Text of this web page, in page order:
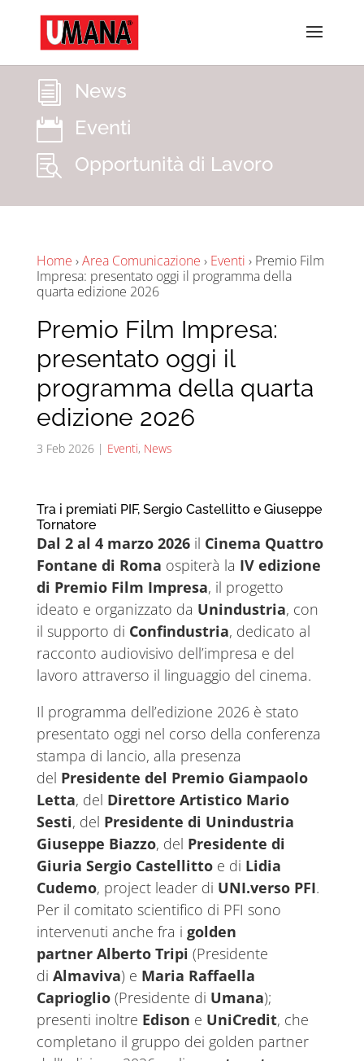
i News
 Eventi
 Opportunità di Lavoro
Home ›Area Comunicazione › Eventi › Premio Film
Impresa: presentato oggi il programma della
quarta edizione 2026
Premio Film Impresa:
presentato oggi il
programma della quarta
edizione 2026
3 Feb 2026| Eventi, News
Tra i premiati PIF, Sergio Castellitto e Giuseppe
Tornatore
Dal 2 al 4 marzo 2026il Cinema Quattro
Fontane di Roma ospiterà la IV edizione
di Premio Film Impresa, il progetto
ideato e organizzato da Unindustria, con
il supporto di Confindustria, dedicato al
racconto audiovisivo dell’impresa e del
lavoro attraverso il linguaggio del cinema.
Il programma dell’edizione 2026 è stato
presentato oggi nel corso della conferenza
stampa di lancio, alla presenza
del Presidente del Premio Giampaolo
Letta, del Direttore Artistico Mario
Sesti, del Presidente di Unindustria
Giuseppe Biazzo, del Presidente di
Giuria Sergio Castellittoe di Lidia
Cudemo, project leader di UNI.verso PFI.
Per il comitato scientifico di PFI sono
intervenuti anche fra i golden
partner Alberto Tripi (Presidente
di Almaviva) e Maria Raffaella
Caprioglio(Presidente di Umana);
presenti inoltre Edison e UniCredit, che
completano il gruppo dei golden partner